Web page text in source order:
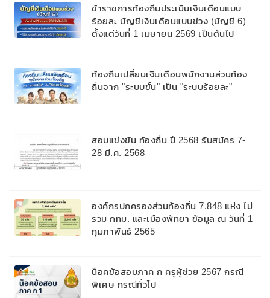
ข้าราชการท้องถิ่นประเมินเงินเดือนแบบ
ร้อยละ บัญชีเงินเดือนแบบช่วง (บัญชี 6)
ตั้งแต่วันที่ 1 เมษายน 2569 เป็นต้นไป
ท้องถิ่นเปลี่ยนเงินเดือนพนักงานส่วนท้อง
ถิ่นจาก "ระบบขั้น" เป็น "ระบบร้อยละ"
สอบแข่งขัน ท้องถิ่น ปี 2568 รับสมัคร 7-
28 มี.ค. 2568
องค์กรปกครองส่วนท้องถิ่น 7,848 แห่ง ไม่
รวม กทม. และเมืองพัทยา ข้อมูล ณ วันที่ 1
กุมภาพันธ์ 2565
น็อคข้อสอบภาค ก ครูผู้ช่วย 2567 กรณี
พิเศษ กรณีทั่วไป